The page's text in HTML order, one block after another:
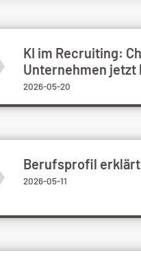
KI im Recruiting:
Unternehmen jetzt
2026-05-20
Berufsprofil
2026-05-11